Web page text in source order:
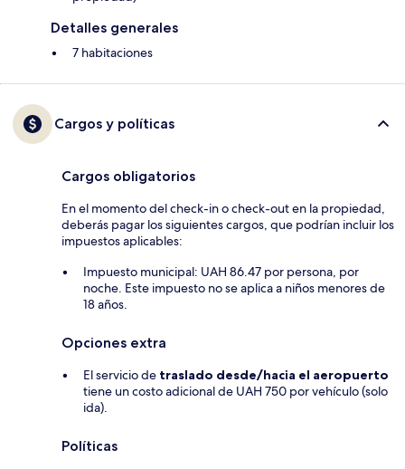
Detalles generales
7 habitaciones
Cargos y políticas
Cargos obligatorios
En el momento del check-in o check-out en la propiedad,
deberás pagar los siguientes cargos, que podrían incluir los
impuestos aplicables:
Impuesto municipal: UAH 86.47 por persona, por
noche. Este impuesto no se aplica a niños menores de
18 años.
Opciones extra
El servicio de traslado desde/hacia el aeropuerto
tiene un costo adicional de UAH 750 por vehículo (solo
ida).
Políticas